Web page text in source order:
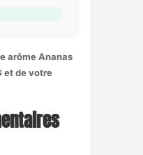
arôme Ananas
et de votre